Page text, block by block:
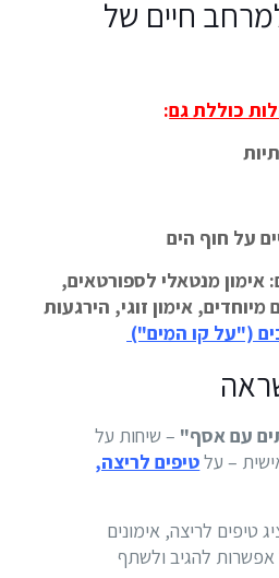
חיים של
כוללת גם:
על חוף הים
אימון מנטאלי לספורטאים,
מיוחדים, אימון זוגי, הירגעות
("על קו המים")
עם אסף" – שיחות על
– עלטיפים לריצה,
טיפים לריצה, אימונים
אפשרות להגיב ולשתף